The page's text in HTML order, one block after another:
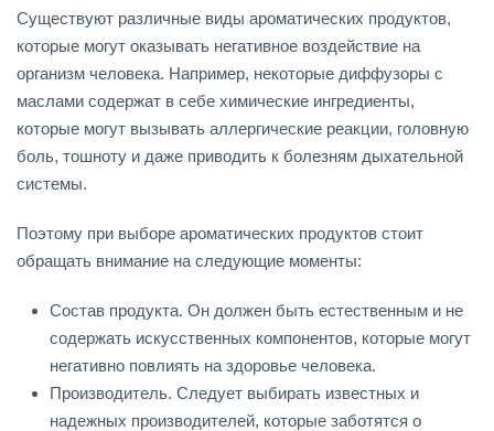
Существуют различные виды ароматических продуктов,
которые могут оказывать негативное воздействие на
организм человека. Например, некоторые диффузоры с
маслами содержат в себе химические ингредиенты,
которые могут вызывать аллергические реакции, головную
боль, тошноту и даже приводить к болезням дыхательной
системы.
Поэтому при выборе ароматических продуктов стоит
обращать внимание на следующие моменты:
Состав продукта. Он должен быть естественным и не
содержать искусственных компонентов, которые могут
негативно повлиять на здоровье человека.
Производитель. Следует выбирать известных и
надежных производителей, которые заботятся о